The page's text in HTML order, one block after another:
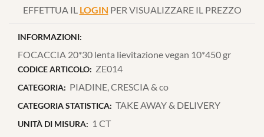
EFFETTUA IL LOGIN PER VISUALIZZARE IL PREZZO
INFORMAZIONI:
FOCACCIA 20*30 lenta lievitazione vegan 10*450 gr
CODICE ARTICOLO: ZE014
CATEGORIA: PIADINE, CRESCIA & co
CATEGORIA STATISTICA: TAKE AWAY & DELIVERY
UNITÀ DI MISURA: 1 CT